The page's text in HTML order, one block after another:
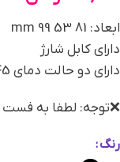
ابعاد: 81 53 99 mm
دارای کابل شارژ
دارای دو حالت دمای 45 و 60 درجه سانتی گراد
❌توجه: لطفا به
رنگ